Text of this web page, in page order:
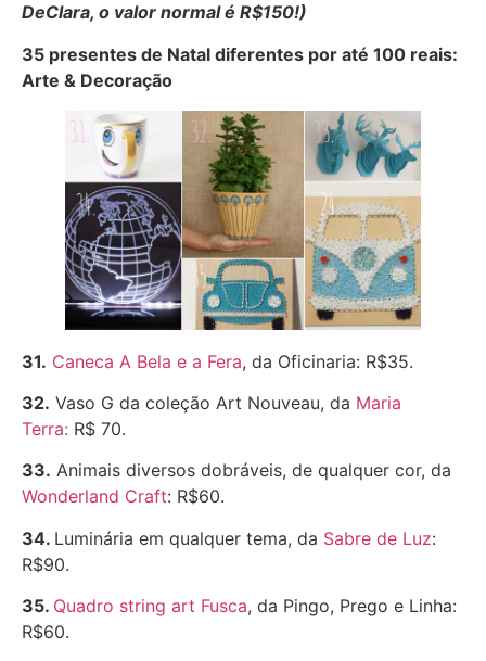
DeClara, o valor normal é R$150!)
35 presentes de Natal diferentes por até 100 reais:
Arte & Decoração
31. Caneca A Bela e a Fera, da Oficinaria: R$35.
32. Vaso G da coleção Art Nouveau, da Maria
Terra: R$ 70.
33. Animais diversos dobráveis, de qualquer cor, da
Wonderland Craft: R$60.
34. Luminária em qualquer tema, da Sabre de Luz:
R$90.
35. Quadro string art Fusca, da Pingo, Prego e Linha:
R$60.